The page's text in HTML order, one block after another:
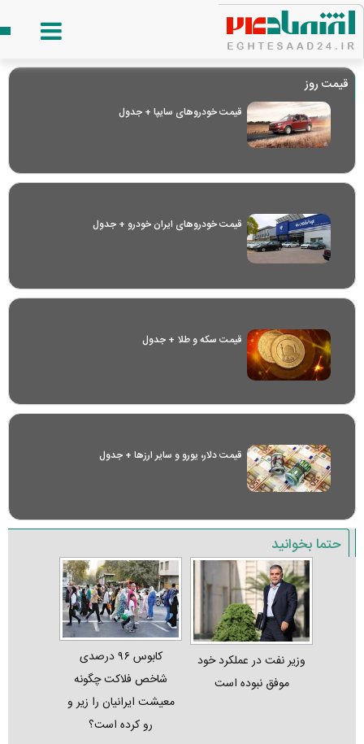
قیمت روز
قیمت خودرو‌های سایپا + جدول
قیمت خودرو‌های ایران خودرو + جدول
قیمت سکه و طلا + جدول
قیمت دلار، یورو و سایر ارز‌ها + جدول
حتما بخوانید
وزیر نفت در عملکرد خود
موفق نبوده است
کابوس ۹۶ درصدی
شاخص فلاکت چگونه
معیشت ایرانیان را زیر و
رو کرده است؟